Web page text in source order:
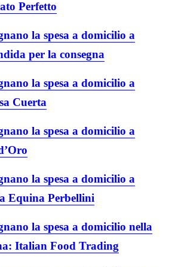
Perfetto
la spesa a domicilio a
per la consegna
la spesa a domicilio a
Cuerta
la spesa a domicilio a
la spesa a domicilio a
Equina Perbellini
la spesa a domicilio nella
Italian Food Trading